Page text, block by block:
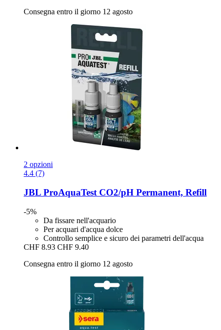
Consegna entro il giorno 12 agosto
2 opzioni
4.4 (7)
JBL ProAquaTest CO2/pH Permanent, Refill
-5%
Da fissare nell'acquario
Per acquari d'acqua dolce
Controllo semplice e sicuro dei parametri dell'acqua
CHF 8.93 CHF 9.40
Consegna entro il giorno 12 agosto